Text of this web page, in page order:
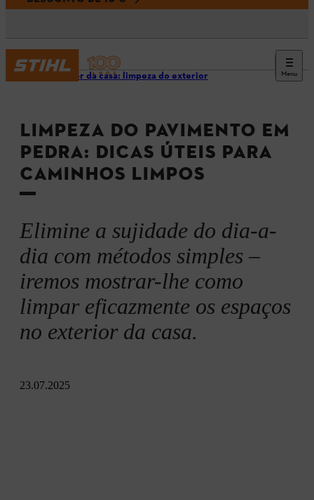
Menu
Ao redor da casa: limpeza do exterior
LIMPEZA DO PAVIMENTO EM
PEDRA: DICAS ÚTEIS PARA
CAMINHOS LIMPOS
Elimine a sujidade do dia-a-
dia com métodos simples –
iremos mostrar-lhe como
limpar eficazmente os espaços
no exterior da casa.
23.07.2025